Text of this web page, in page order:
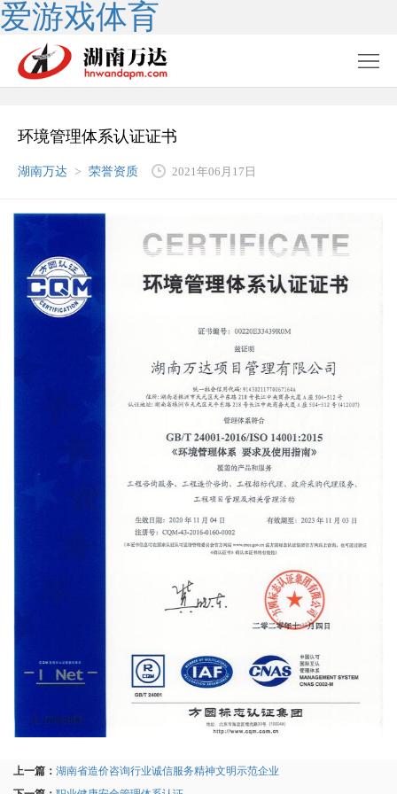
爱游戏体育
环境管理体系认证证书
湖南万达 > 荣誉资质 2021年06月17日
上一篇： 湖南省造价咨询行业诚信服务精神文明示范企业